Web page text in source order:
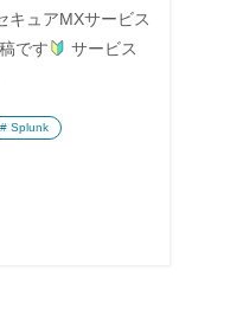
キュアMXサービス
です
サービス
Splunk